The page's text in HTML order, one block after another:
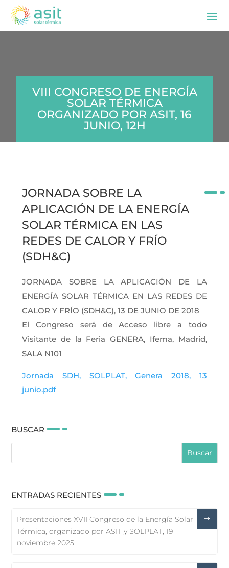
VIII CONGRESO DE ENERGÍA
SOLAR TÉRMICA
ORGANIZADO POR ASIT, 16
JUNIO, 12H
JORNADA SOBRE LA
APLICACIÓN DE LA ENERGÍA
SOLAR TÉRMICA EN LAS
REDES DE CALOR Y FRÍO
(SDH&C)
JORNADA SOBRE LA APLICACIÓN DE LA
ENERGÍA SOLAR TÉRMICA EN LAS REDES DE
CALOR Y FRÍO (SDH&C), 13 DE JUNIO DE 2018
El Congreso será de Acceso libre a todo
Visitante de la Feria GENERA, Ifema, Madrid,
SALA N101
Jornada SDH, SOLPLAT, Genera 2018, 13
junio.pdf
BUSCAR
ENTRADAS RECIENTES
Presentaciones XVII Congreso de la Energía Solar
Térmica, organizado por ASIT y SOLPLAT, 19
noviembre 2025